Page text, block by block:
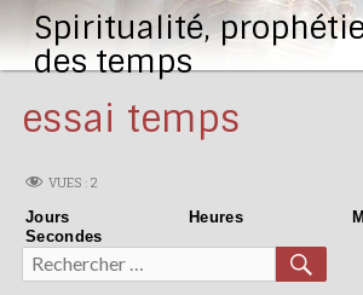
Spiritualité,
des temps
essai temps
VUES : 2
Jours Heures
Secondes
Recherche
pour :